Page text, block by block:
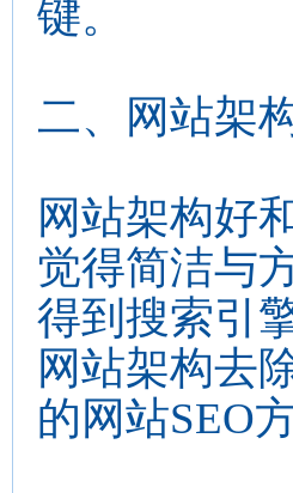
键。
二、网站架
网站架构好
觉得简洁与
得到搜索引
网站架构去
的网站SEO